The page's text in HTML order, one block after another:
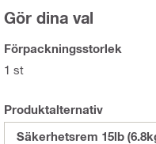
Gör dina val
Förpackningsstorlek
1 st
Produktalternativ
Säkerhetsrem 15lb